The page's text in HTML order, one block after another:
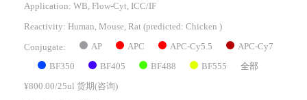
Application: WB, Flow-Cyt, ICC/IF
Reactivity: Human, Mouse, Rat (predicted: Chicken )
Conjugate: AP APC APC-Cy5.5 APC-Cy7
BF350 BF405 BF488 BF555 全部
¥800.00/25ul 货期(咨询)